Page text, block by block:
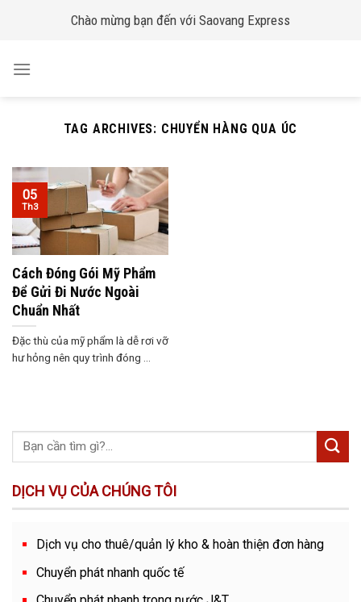
Chào mừng bạn đến với Saovang Express
TAG ARCHIVES: CHUYỂN HÀNG QUA ÚC
Cách Đóng Gói Mỹ Phẩm
Để Gửi Đi Nước Ngoài
Chuẩn Nhất
Đặc thù của mỹ phẩm là dễ rơi vỡ
hư hỏng nên quy trình đóng ...
05
Th3
DỊCH VỤ CỦA CHÚNG TÔI
Dịch vụ cho thuê/quản lý kho & hoàn thiện đơn hàng
Chuyển phát nhanh quốc tế